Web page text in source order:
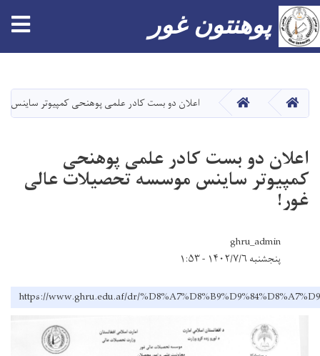
main
content
پوهنتون غور
صفحه اصلیصفحه اصلیاعلان دو بست کادر علمی پوهنحی کمپیوتر ساینس
اعلان دو بست کادر علمی پوهنحی
کمپیوتر ساینس موسسه تحصیلات عالی
غور!
ghru_admin
پنجشنبه ۱۴۰۲/۷/۶ - ۱:۵۳
https://www.ghru.edu.af/dr/